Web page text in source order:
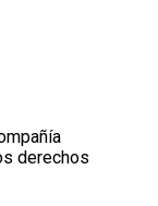
derechos